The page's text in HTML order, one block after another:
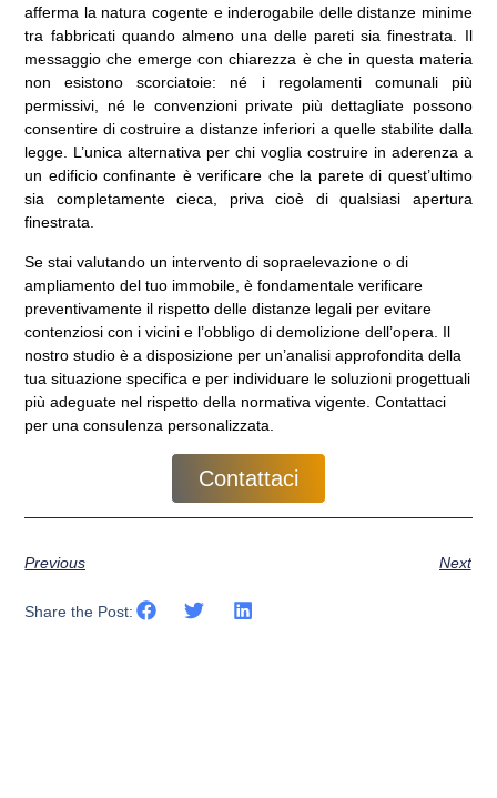
afferma la natura cogente e inderogabile delle distanze minime
tra fabbricati quando almeno una delle pareti sia finestrata. Il
messaggio che emerge con chiarezza è che in questa materia
non esistono scorciatoie: né i regolamenti comunali più
permissivi, né le convenzioni private più dettagliate possono
consentire di costruire a distanze inferiori a quelle stabilite dalla
legge. L’unica alternativa per chi voglia costruire in aderenza a
un edificio confinante è verificare che la parete di quest’ultimo
sia completamente cieca, priva cioè di qualsiasi apertura
finestrata.
Se stai valutando un intervento di sopraelevazione o di
ampliamento del tuo immobile, è fondamentale verificare
preventivamente il rispetto delle distanze legali per evitare
contenziosi con i vicini e l’obbligo di demolizione dell’opera. Il
nostro studio è a disposizione per un’analisi approfondita della
tua situazione specifica e per individuare le soluzioni progettuali
più adeguate nel rispetto della normativa vigente. Contattaci
per una consulenza personalizzata.
Contattaci
Previous Next
Share the Post: